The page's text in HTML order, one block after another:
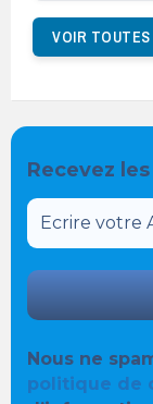
VOIR TOUTES
Recevez
Nous ne
politique de